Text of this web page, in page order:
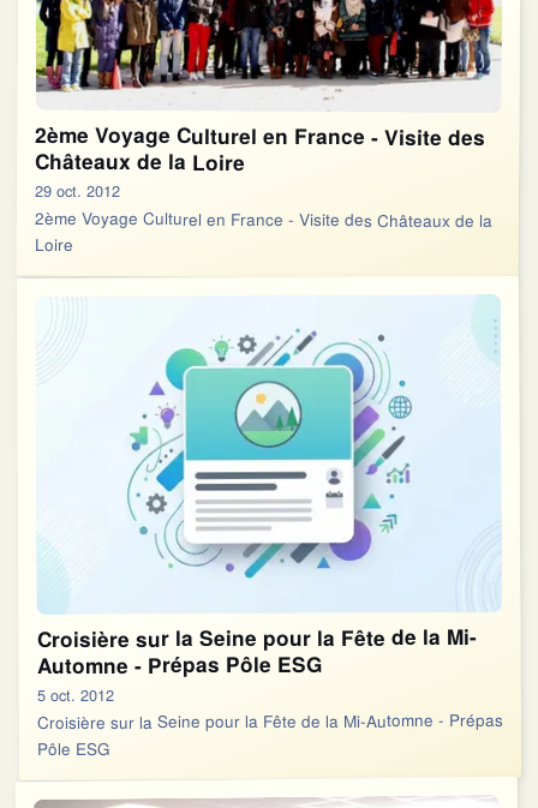
2ème Voyage Culturel en France - Visite des
Châteaux de la Loire
29 oct. 2012
2ème Voyage Culturel en France - Visite des Châteaux de la
Loire
Croisière sur la Seine pour la Fête de la Mi-
Automne - Prépas Pôle ESG
5 oct. 2012
Croisière sur la Seine pour la Fête de la Mi-Automne - Prépas
Pôle ESG